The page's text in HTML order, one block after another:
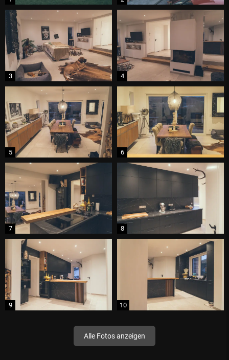
Alle Fotos anzeigen